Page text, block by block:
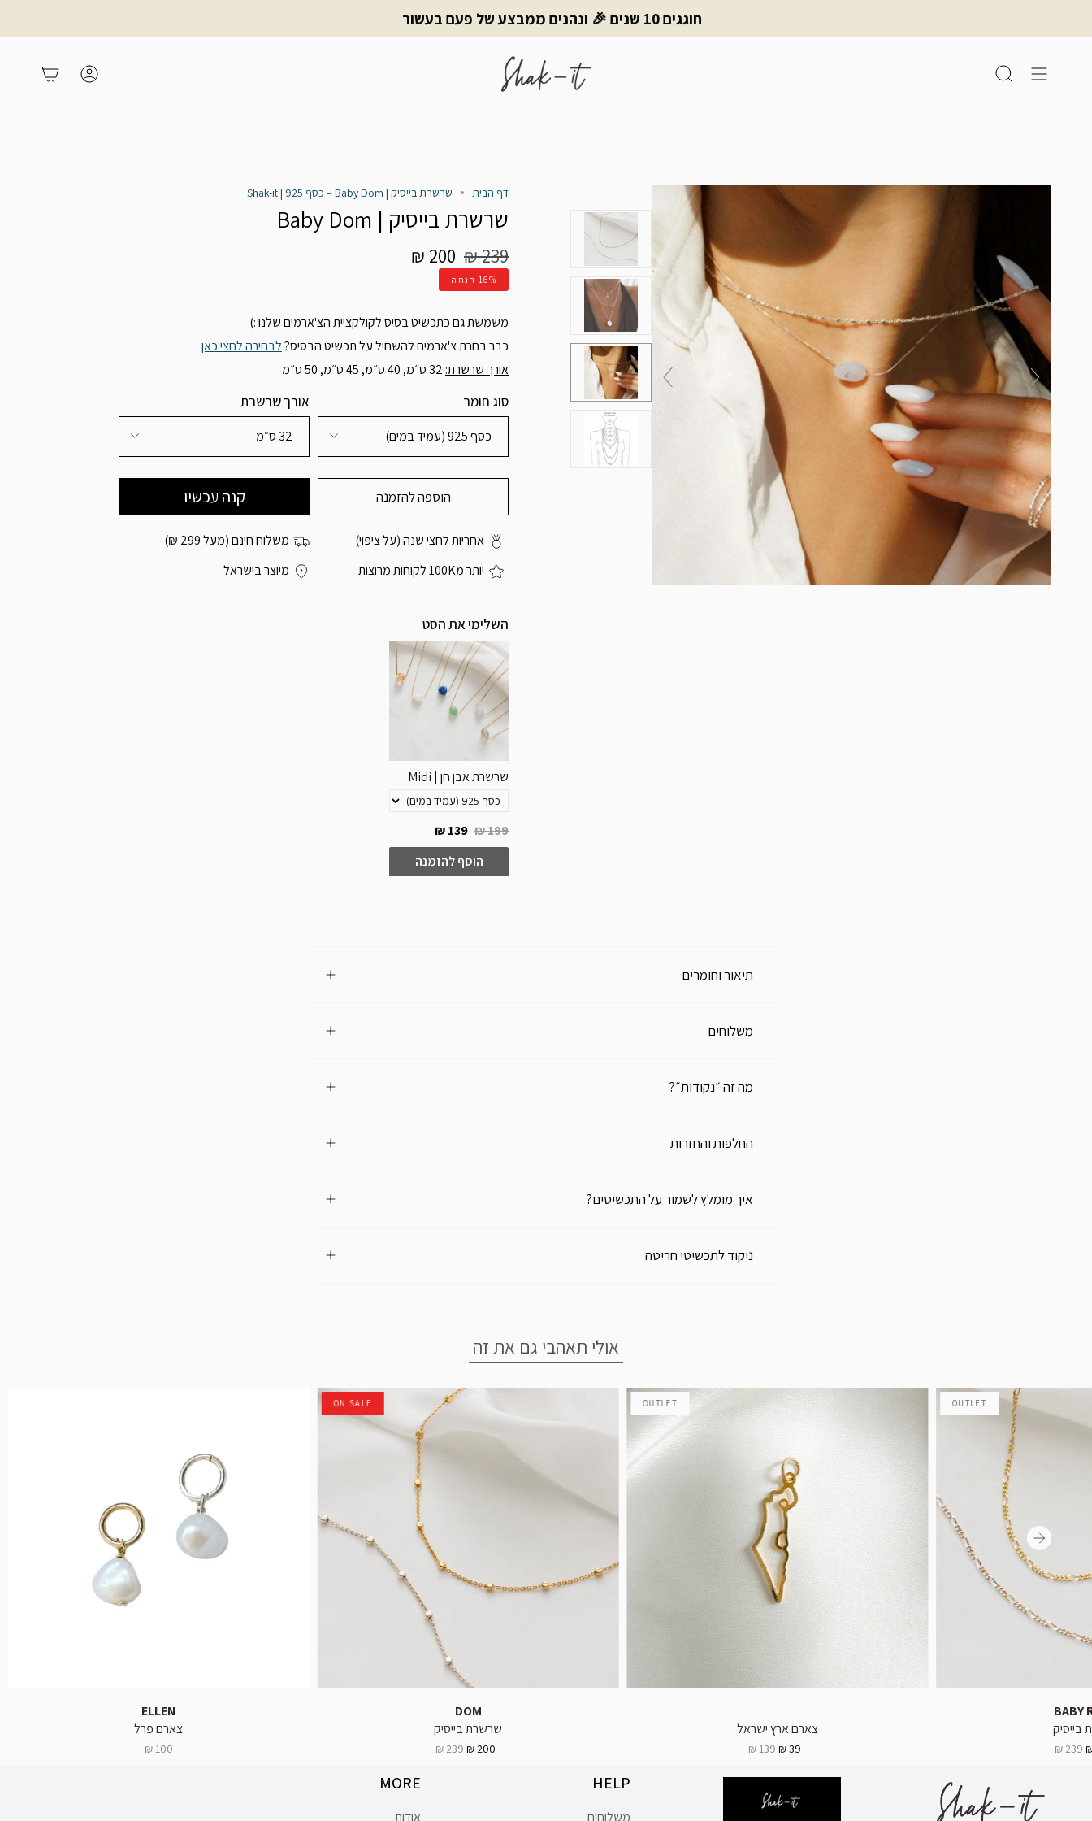
חוגגים 10 שנים 🎉 ונהנים ממבצע של פעם בעשור
חיפוש משתמש
דף הבית שרשרת בייסיק | Baby Dom – כסף 925 | Shak-it
שרשרת בייסיק | Baby Dom
200 ₪
מחיר
רגיל
239 ₪
16%הנחה
משמשת גם כתכשיט בסיס לקולקציית הצ'ארמים שלנו :)
כבר בחרת צ'ארמים להשחיל על תכשיט הבסיס?לבחירה לחצי כאן
אורך שרשרת:
סוג חומר
כסף 925 (עמיד במים)
אורך שרשרת
32 ס״מ
הוספה להזמנה
אחריות לחצי שנה (על ציפוי)
משלוח חינם (מעל 299 ₪)
יותר מ100K לקוחות מרוצות
מיוצר בישראל
השלימי את הסט
שרשרת אבן חן | Midi
139 ₪
199 ₪
הוסף להזמנה
תיאור וחומרים
משלוחים
מה זה ״נקודות״?
החלפות והחזרות
איך מומלץ לשמור על התכשיטים?
ניקוד לתכשיטי חריטה
אולי תאהבי גם את זה
ELLEN
צארם פרל
100 ₪
ON SALE
DOM
שרשרת בייסיק
200 ₪
239 ₪
OUTLET
צארם ארץ ישראל
39 ₪
139 ₪
OUTLET
BABY
בייסיק
239 ₪
HELP
MORE